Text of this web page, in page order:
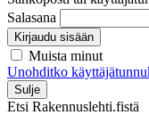
Salasana
Kirjaudu sisään
Muista minut
Unohditko
Sulje
Etsi Rakennuslehti.fistä